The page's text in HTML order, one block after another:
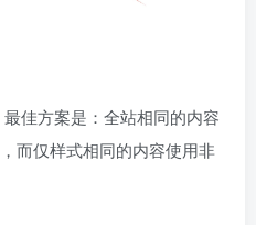
佳方案是：全站相同的内容
而仅样式相同的内容使用非